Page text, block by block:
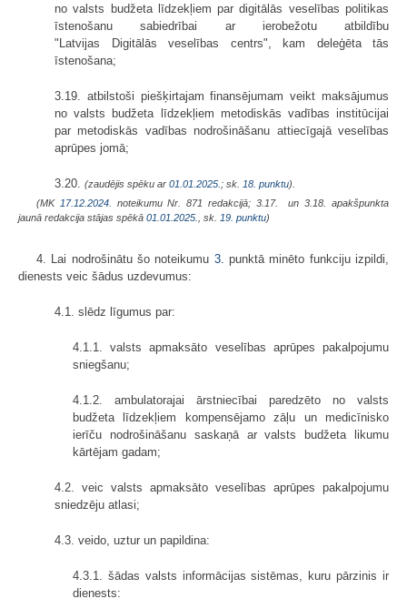
no valsts budžeta līdzekļiem par digitālās veselības politikas
īstenošanu sabiedrībai ar ierobežotu atbildību
"Latvijas Digitālās veselības centrs", kam deleģēta tās
īstenošana;
3.19. atbilstoši piešķirtajam finansējumam veikt maksājumus
no valsts budžeta līdzekļiem metodiskās vadības institūcijai
par metodiskās vadības nodrošināšanu attiecīgajā veselības
aprūpes jomā;
3.20. (zaudējis spēku ar 01.01.2025. ; sk. 18. punktu).
(MK 17.12.2024.
noteikumu Nr. 871 redakcijā; 3.17. un 3.18. apakšpunkta
jaunā redakcija stājas spēkā 01.01.2025. , sk. 19. punktu)
4. Lai nodrošinātu šo noteikumu 3. punktā minēto funkciju izpildi,
dienests veic šādus uzdevumus:
4.1. slēdz līgumus par:
4.1.1. valsts apmaksāto veselības aprūpes pakalpojumu
sniegšanu;
4.1.2. ambulatorajai ārstniecībai paredzēto no valsts
budžeta līdzekļiem kompensējamo zāļu un medicīnisko
ierīču nodrošināšanu saskaņā ar valsts budžeta likumu
kārtējam gadam;
4.2. veic valsts apmaksāto veselības aprūpes pakalpojumu
sniedzēju atlasi;
4.3. veido, uztur un papildina:
4.3.1. šādas valsts informācijas sistēmas, kuru pārzinis ir
dienests: